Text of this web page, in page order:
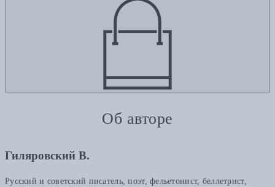
Об авторе
Гиляровский В.
Русский и советский писатель, поэт, фельетонист, беллетрист,